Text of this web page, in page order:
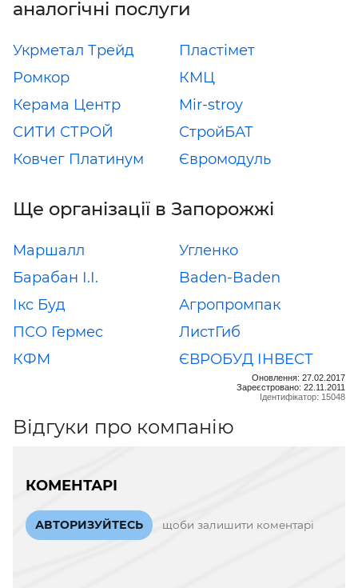
аналогічні послуги
Укрметал Трейд
Пластімет
Ромкор
КМЦ
Керама Центр
Mir-stroy
СИТИ СТРОЙ
СтройБАТ
Ковчег Платинум
Євромодуль
Ще організації в Запорожжі
Маршалл
Угленко
Барабан І.І.
Baden-Baden
Ікс Буд
Агропромпак
ПСО Гермес
ЛистГиб
КФМ
ЄВРОБУД ІНВЕСТ
Оновлення: 27.02.2017
Зареєстровано: 22.11.2011
Ідентифікатор: 15048
Відгуки про компанію
КОМЕНТАРІ
АВТОРИЗУЙТЕСЬ щоби залишити коментарі